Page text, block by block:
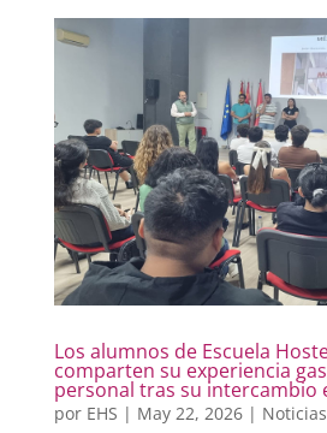
Los alumnos de Escuela
comparten su experiencia
personal tras su intercambio
por EHS | May 22, 2026| Noticias